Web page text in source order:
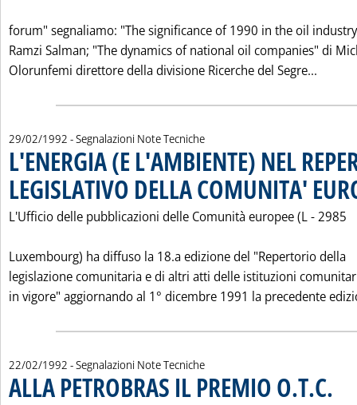
forum" segnaliamo: "The significance of 1990 in the oil
Ramzi Salman; "The dynamics of national oil companies" di
Olorunfemi direttore della divisione Ricerche del Segre...
29/02/1992 - Segnalazioni Note Tecniche
L'ENERGIA (E L'AMBIENTE) NEL
LEGISLATIVO DELLA COMUNITA'
L'Ufficio delle pubblicazioni delle Comunità europee (L - 2985
Luxembourg) ha diffuso la 18.a edizione del "Repertorio della
legislazione comunitaria e di altri atti delle istituzioni
in vigore" aggiornando al 1° dicembre 1991 la precedente
22/02/1992 - Segnalazioni Note Tecniche
ALLA PETROBRAS IL PREMIO O.T.C.